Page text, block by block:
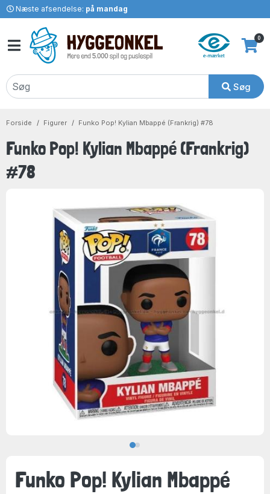
Næste afsendelse: på mandag
Søg
0
Forside Figurer Funko Pop! Kylian Mbappé (Frankrig) #78
Funko Pop! Kylian Mbappé (Frankrig)
#78
Funko Pop! Kylian Mbappé